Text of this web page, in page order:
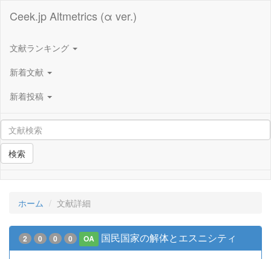
Ceek.jp Altmetrics (α ver.)
文献ランキング
新着文献
新着投稿
検索
ホーム 文献詳細
2 0 0 0 OA 国民国家の解体とエスニシティ